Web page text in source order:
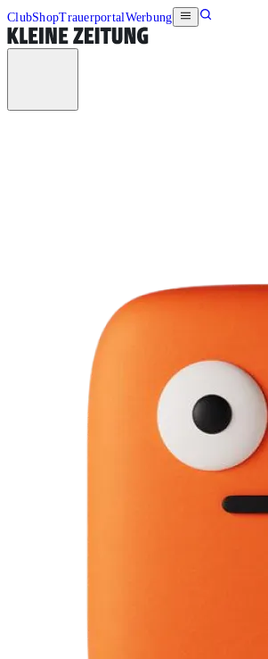
ClubShopTrauerportalWerbung